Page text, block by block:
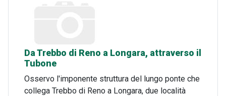
Da Trebbo di Reno a Longara, attraverso il
Tubone
Osservo l'imponente struttura del lungo ponte che
collega Trebbo di Reno a Longara, due località